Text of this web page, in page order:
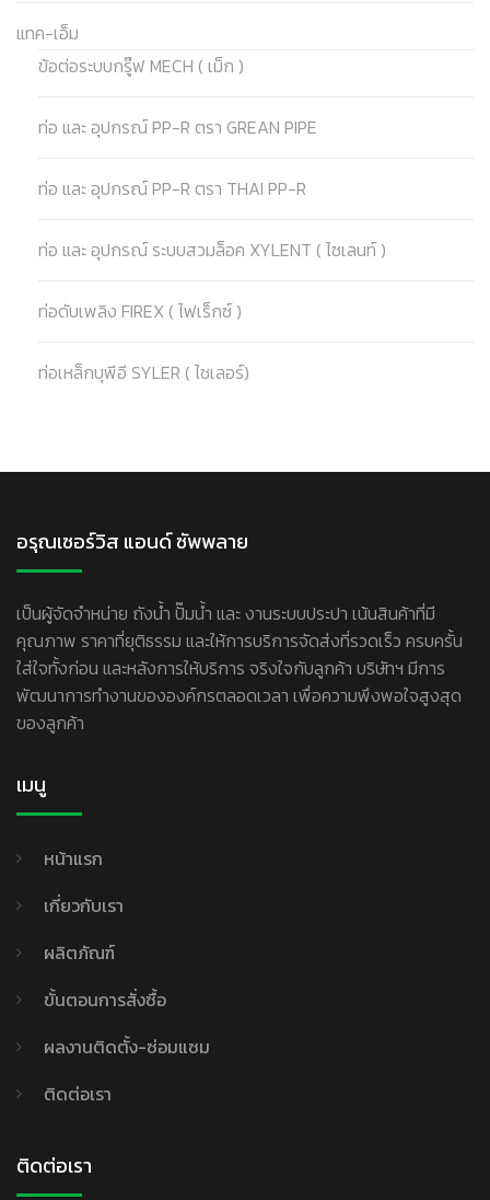
แทค-เอ็ม
ข้อต่อระบบกรู๊ฟ MECH ( เม็ก )
ท่อ และ อุปกรณ์ PP-R ตรา GREAN PIPE
ท่อ และ อุปกรณ์ PP-R ตรา THAI PP-R
ท่อ และ อุปกรณ์ ระบบสวมล็อค XYLENT ( ไซเลนท์ )
ท่อดับเพลิง FIREX ( ไฟเร็กซ์ )
ท่อเหล็กบุพีอี SYLER ( ไซเลอร์)
อรุณเซอร์วิส แอนด์ ซัพพลาย
เป็นผู้จัดจำหน่าย ถังน้ำ ปั๊มน้ำ และ งานระบบประปา เน้นสินค้าที่มี
คุณภาพ ราคาที่ยุติธรรม และให้การบริการจัดส่งที่รวดเร็ว ครบครั้น
ใส่ใจทั้งก่อน และหลังการให้บริการ จริงใจกับลูกค้า บริษัทฯ มีการ
พัฒนาการทำงานขององค์กรตลอดเวลา เพื่อความพึงพอใจสูงสุด
ของลูกค้า
เมนู
หน้าแรก
เกี่ยวกับเรา
ผลิตภัณฑ์
ขั้นตอนการสั่งซื้อ
ผลงานติดตั้ง-ซ่อมแซม
ติดต่อเรา
ติดต่อเรา